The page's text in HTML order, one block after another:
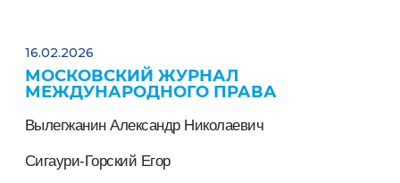
16.02.2026
МОСКОВСКИЙ ЖУРНАЛ
МЕЖДУНАРОДНОГО ПРАВА
Вылегжанин Александр Николаевич
Сигаури-Горский Егор